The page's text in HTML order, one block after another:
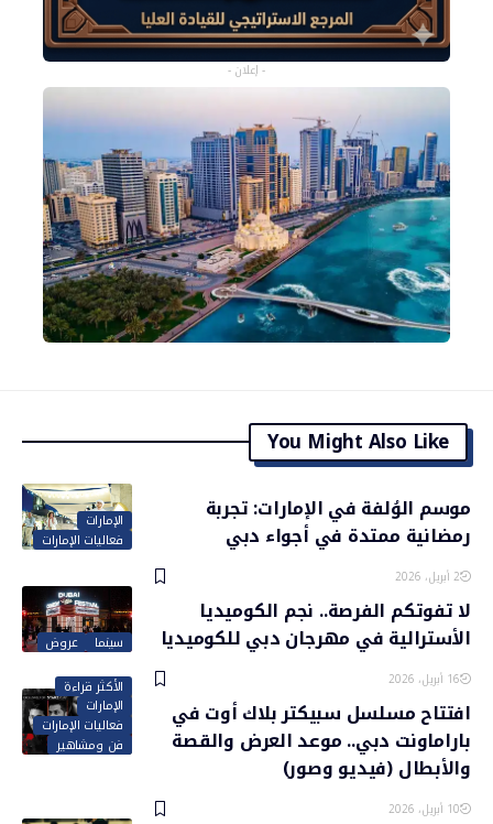
- إعلان -
You Might Also Like
الإمارات
فعاليات الإمارات
موسم الوُلفة في الإمارات: تجربة
رمضانية ممتدة في أجواء دبي
2 أبريل، 2026
سينما عروض
لا تفوتكم الفرصة.. نجم الكوميديا
الأسترالية في مهرجان دبي للكوميديا
16 أبريل، 2026
الأكثر قراءة
الإمارات
فعاليات الإمارات
فن ومشاهير
افتتاح مسلسل سبيكتر بلاك أوت في
باراماونت دبي.. موعد العرض والقصة
والأبطال (فيديو وصور)
10 أبريل، 2026